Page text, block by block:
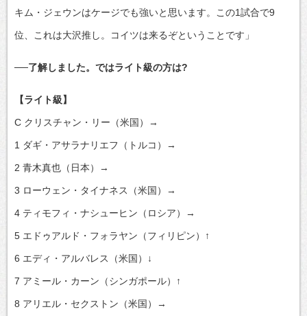
キム・ジェウンはケージでも強いと思います。この1試合で9
位、これは大沢推し。コイツは来るぞということです」
──了解しました。ではライト級の方は?
【ライト級】
C クリスチャン・リー（米国）→
1 ダギ・アサラナリエフ（トルコ）→
2 青木真也（日本）→
3 ローウェン・タイナネス（米国）→
4 ティモフィ・ナシューヒン（ロシア）→
5 エドゥアルド・フォラヤン（フィリピン）↑
6 エディ・アルバレス（米国）↓
7 アミール・カーン（シンガポール）↑
8 アリエル・セクストン（米国）→